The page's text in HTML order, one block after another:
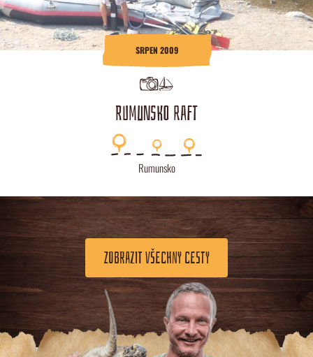
SRPEN 2009
RUMUNSKO RAFT
Rumunsko
ZOBRAZIT VŠECHNY CESTY